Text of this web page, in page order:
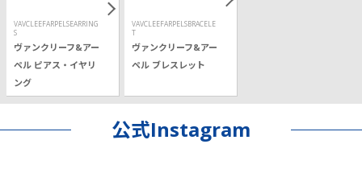
VAVCLEEFARPELSEARRING
S
ヴァンクリーフ&アー
ペル ピアス・イヤリ
ング
VAVCLEEFARPELSBRACELE
T
ヴァンクリーフ&アー
ペル ブレスレット
公式Instagram